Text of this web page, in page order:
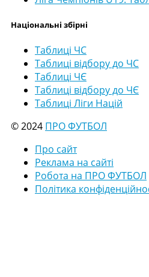
Національні збірні
Таблиці ЧС
Таблиці відбору до ЧС
Таблиці ЧЄ
Таблиці відбору до ЧЄ
Таблиці Ліги Націй
© 2024 ПРО ФУТБОЛ
Про сайт
Реклама на сайті
Робота на ПРО ФУТБОЛ
Політика